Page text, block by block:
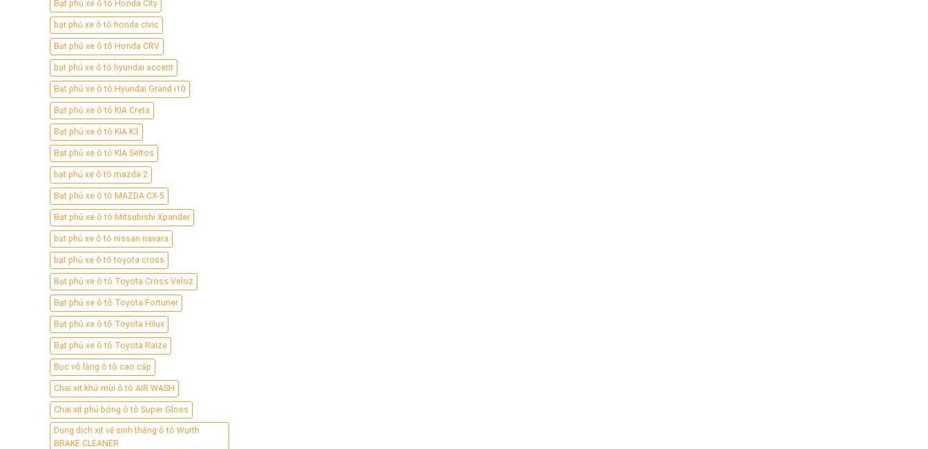
Bạt phủ xe ô tô Honda City
bạt phủ xe ô tô honda civic
Bạt phủ xe ô tô Honda CRV
bạt phủ xe ô tô hyundai accent
Bạt phủ xe ô tô Hyundai Grand i10
Bạt phủ xe ô tô KIA Creta
Bạt phủ xe ô tô KIA K3
Bạt phủ xe ô tô KIA Seltos
bạt phủ xe ô tô mazda 2
Bạt phủ xe ô tô MAZDA CX-5
Bạt phủ xe ô tô Mitsubishi Xpander
bạt phủ xe ô tô nissan navara
bạt phủ xe ô tô toyota cross
Bạt phủ xe ô tô Toyota Cross Veloz
Bạt phủ xe ô tô Toyota Fortuner
Bạt phủ xe ô tô Toyota Hilux
Bạt phủ xe ô tô Toyota Raize
Bọc vô lăng ô tô cao cấp
Chai xịt khử mùi ô tô AIR WASH
Chai xịt phủ bóng ô tô Super Gloss
Dung dịch xịt vệ sinh thắng ô tô Wurth
BRAKE CLEANER